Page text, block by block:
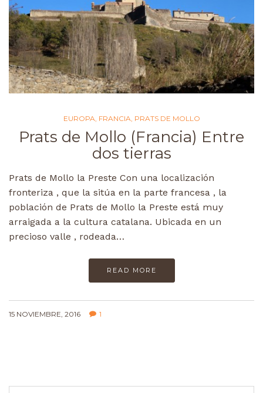
EUROPA FRANCIA PRATS DE MOLLO
Prats de Mollo (Francia) Entre
dos tierras
Prats de Mollo la Preste Con una localización
fronteriza , que la sitúa en la parte francesa , la
población de Prats de Mollo la Preste está muy
arraigada a la cultura catalana. Ubicada en un
precioso valle , rodeada…
READ MORE
15 NOVIEMBRE, 2016 1